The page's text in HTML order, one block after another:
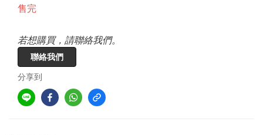
售完
若想購買，請聯絡我們。
聯絡我們
分享到